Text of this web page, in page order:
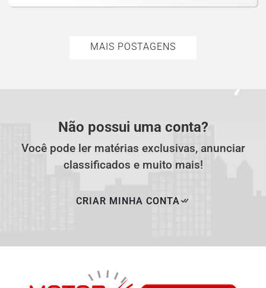
MAIS POSTAGENS
Não possui uma conta?
Você pode ler matérias exclusivas, anunciar
classificados e muito mais!
CRIAR MINHA CONTA